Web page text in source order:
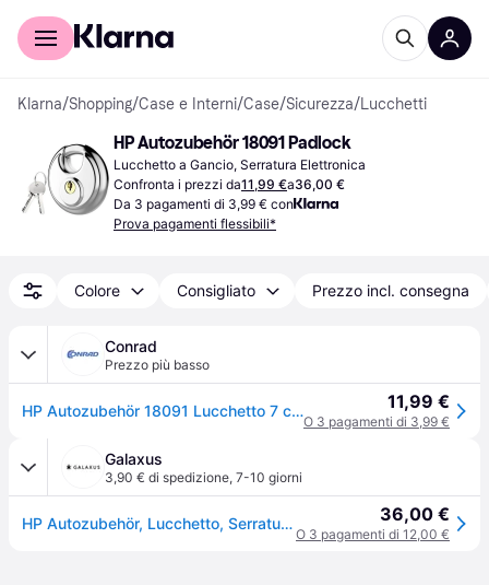
Per il tuo shopping
Klarna/Shopping/Case e Interni/Case/Sicurezza/Lucchetti
HP Autozubehör 18091 Padlock
Lucchetto a Gancio, Serratura Elettronica
Confronta i prezzi da11,99 €a36,00 €
Da 3 pagamenti di 3,99 € con
Prova pagamenti flessibili*
Colore Consigliato Prezzo incl. consegna
Conrad
Prezzo più basso
HP Autozubehör 18091 Lucchetto 7 cm Stesse chiavi Argento Serratura a chiave 11,99 €
O 3 pagamenti di 3,99 €
Galaxus
3,90 € di spedizione, 7-10 giorni
HP Autozubehör, Lucchetto, Serratura rotonda per la sicurezza della scatola 36,00 €
O 3 pagamenti di 12,00 €